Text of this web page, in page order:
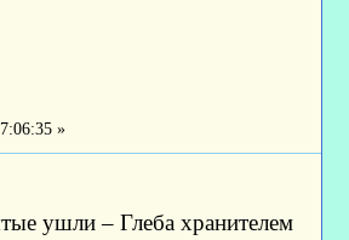
»
ушли – Глеба хранителем